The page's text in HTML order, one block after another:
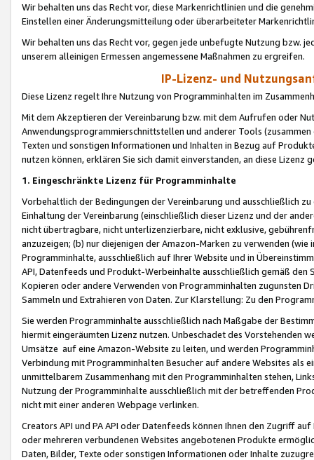
Wir behalten uns das Recht vor, diese Markenrichtlinien und die
Einstellen einer Änderungsmitteilung oder überarbeiteter
Wir behalten uns das Recht vor, gegen jede unbefugte Nutzung bzw.
unserem alleinigen Ermessen angemessene Maßnahmen zu ergreifen.
IP-Lizenz- und
Diese Lizenz regelt Ihre Nutzung von Programminhalten im
Mit dem Akzeptieren der Vereinbarung bzw. mit dem Aufrufen oder
Anwendungsprogrammierschnittstellen und anderer Tools (zusammen
Texten und sonstigen Informationen und Inhalten in Bezug auf
nutzen können, erklären Sie sich damit einverstanden, an diese Lizenz
1. Eingeschränkte Lizenz für Programminhalte
Vorbehaltlich der Bedingungen der Vereinbarung und ausschließlich
Einhaltung der Vereinbarung (einschließlich dieser Lizenz und der
nicht übertragbare, nicht unterlizenzierbare, nicht exklusive,
anzuzeigen; (b) nur diejenigen der Amazon-Marken zu verwenden
Programminhalte, ausschließlich auf Ihrer Website und in
API, Datenfeeds und Produkt-Werbeinhalte ausschließlich gemäß
Kopieren oder andere Verwenden von Programminhalten zugunsten
Sammeln und Extrahieren von Daten. Zur Klarstellung: Zu den
Sie werden Programminhalte ausschließlich nach Maßgabe der
hiermit eingeräumten Lizenz nutzen. Unbeschadet des Vorstehenden
Umsätze auf eine Amazon-Website zu leiten, und werden
Verbindung mit Programminhalten Besucher auf andere Websites als
unmittelbarem Zusammenhang mit den Programminhalten stehen,
Nutzung der Programminhalte ausschließlich mit der betreffenden
nicht mit einer anderen Webpage verlinken.
Creators API und PA API oder Datenfeeds können Ihnen den Zugriff
oder mehreren verbundenen Websites angebotenen Produkte
Daten, Bilder, Texte oder sonstigen Informationen oder Inhalte